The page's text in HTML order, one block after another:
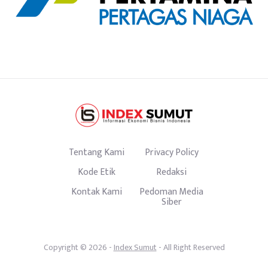
Tentang Kami
Privacy Policy
Kode Etik
Redaksi
Kontak Kami
Pedoman Media
Siber
Copyright © 2026 -Index Sumut- All Right Reserved